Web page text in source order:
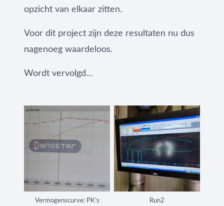
opzicht van elkaar zitten.
Voor dit project zijn deze resultaten nu dus
nagenoeg waardeloos.
Wordt vervolgd…
Vermogenscurve: PK’s
Run2